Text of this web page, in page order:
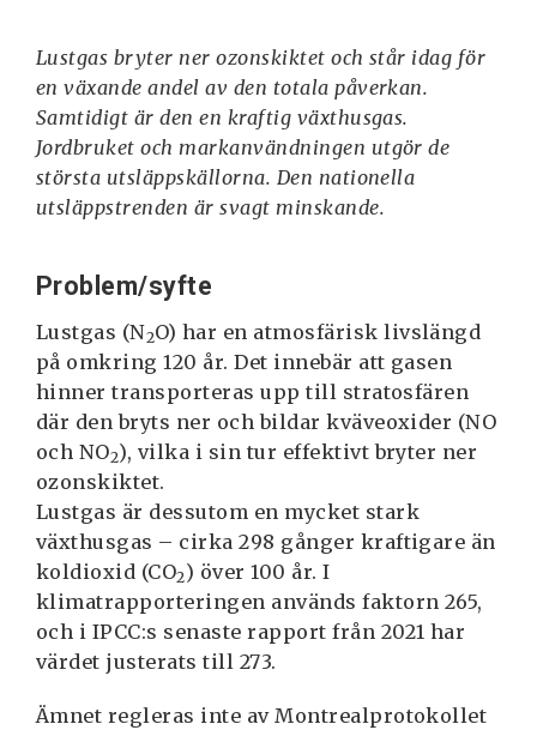
Lustgas bryter ner ozonskiktet och står idag för
en växande andel av den totala påverkan.
Samtidigt är den en kraftig växthusgas.
Jordbruket och markanvändningen utgör de
största utsläppskällorna. Den nationella
utsläppstrenden är svagt minskande.
Problem/syfte
Lustgas (N2O) har en atmosfärisk livslängd
på omkring 120 år. Det innebär att gasen
hinner transporteras upp till stratosfären
där den bryts ner och bildar kväveoxider (NO
och NO2), vilka i sin tur effektivt bryter ner
ozonskiktet.
Lustgas är dessutom en mycket stark
växthusgas – cirka 298 gånger kraftigare än
koldioxid (CO2) över 100 år. I
klimatrapporteringen används faktorn 265,
och i IPCC:s senaste rapport från 2021 har
värdet justerats till 273.
Ämnet regleras inte av Montrealprotokollet